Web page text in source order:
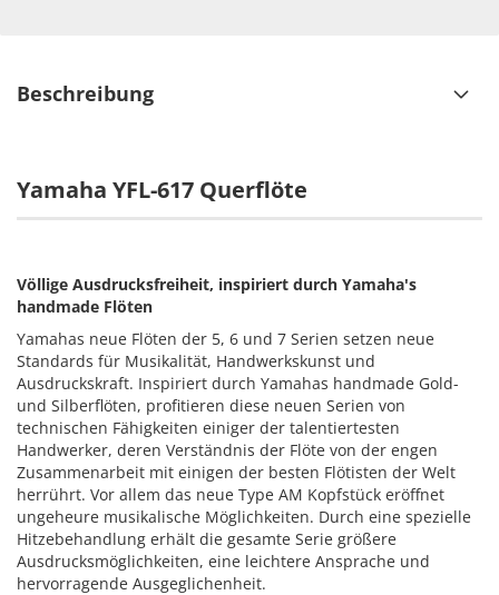
Beschreibung
Yamaha YFL-617 Querflöte
Völlige Ausdrucksfreiheit, inspiriert durch Yamaha's
handmade Flöten
Yamahas neue Flöten der 5, 6 und 7 Serien setzen neue
Standards für Musikalität, Handwerkskunst und
Ausdruckskraft. Inspiriert durch Yamahas handmade Gold-
und Silberflöten, profitieren diese neuen Serien von
technischen Fähigkeiten einiger der talentiertesten
Handwerker, deren Verständnis der Flöte von der engen
Zusammenarbeit mit einigen der besten Flötisten der Welt
herrührt. Vor allem das neue Type AM Kopfstück eröffnet
ungeheure musikalische Möglichkeiten. Durch eine spezielle
Hitzebehandlung erhält die gesamte Serie größere
Ausdrucksmöglichkeiten, eine leichtere Ansprache und
hervorragende Ausgeglichenheit.